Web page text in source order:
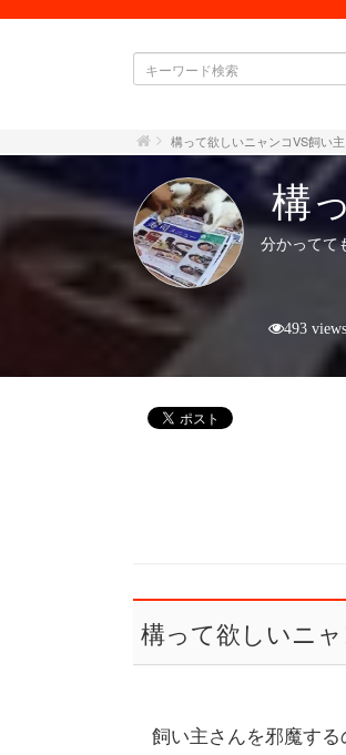
構って欲しいニャンコVS飼い
構
分かってて
493 views
構って欲しいニ
飼い主さんを邪魔する